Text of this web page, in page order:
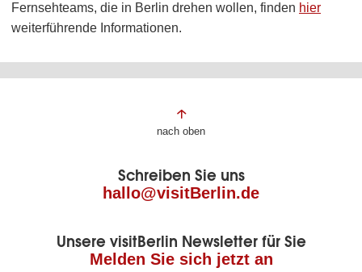
Fernsehteams, die in Berlin drehen wollen, finden hier
weiterführende Informationen.
Fußbereich
Seite
nach oben
Schreiben Sie uns
hallo@visitBerlin.de
Unsere visitBerlin Newsletter für Sie
Melden Sie sich jetzt an